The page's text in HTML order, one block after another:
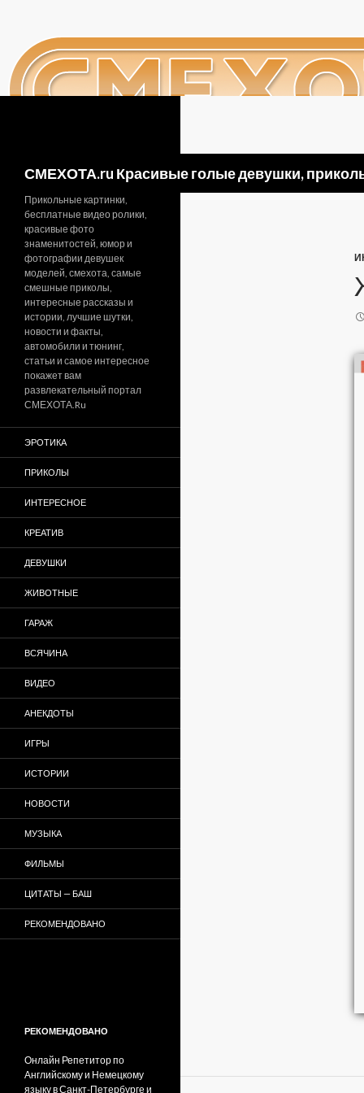
СМЕХОТА.ru Красивые голые девушки,
Прикольные картинки,
бесплатные видео ролики,
красивые фото
знаменитостей, юмор и
фотографии девушек
моделей, смехота, самые
смешные приколы,
интересные рассказы и
истории, лучшие шутки,
новости и факты,
автомобили и тюнинг,
статьи и самое интересное
покажет вам
развлекательный портал
СМЕХОТА.Ru
ЭРОТИКА
ПРИКОЛЫ
ИНТЕРЕСНОЕ
КРЕАТИВ
ДЕВУШКИ
ЖИВОТНЫЕ
ГАРАЖ
ВСЯЧИНА
ВИДЕО
АНЕКДОТЫ
ИГРЫ
ИСТОРИИ
НОВОСТИ
МУЗЫКА
ФИЛЬМЫ
ЦИТАТЫ — БАШ
РЕКОМЕНДОВАНО
РЕКОМЕНДОВАНО
Онлайн Репетитор по
Английскому и Немецкому
языку в Санкт-Петербурге и